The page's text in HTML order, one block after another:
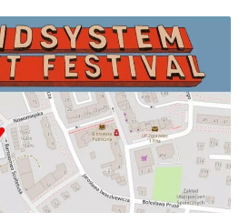
dane w tej przeglądarce podczas
komentarzy.